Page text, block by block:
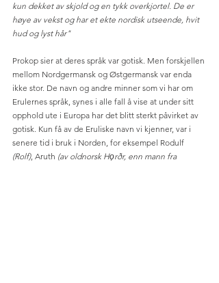
kun dekket av skjold og en tykk overkjortel. De er
høye av vekst og har et ekte nordisk utseende, hvit
hud og lyst hår"
Prokop sier at deres språk var gotisk. Men forskjellen
mellom Nordgermansk og Østgermansk var enda
ikke stor. De navn og andre minner som vi har om
Erulernes språk, synes i alle fall å vise at under sitt
opphold ute i Europa har det blitt sterkt påvirket av
gotisk. Kun få av de Eruliske navn vi kjenner, var i
senere tid i bruk i Norden, for eksempel Rodulf
(Rolf), Aruth (av oldnorsk Hǫrðr, enn mann fra